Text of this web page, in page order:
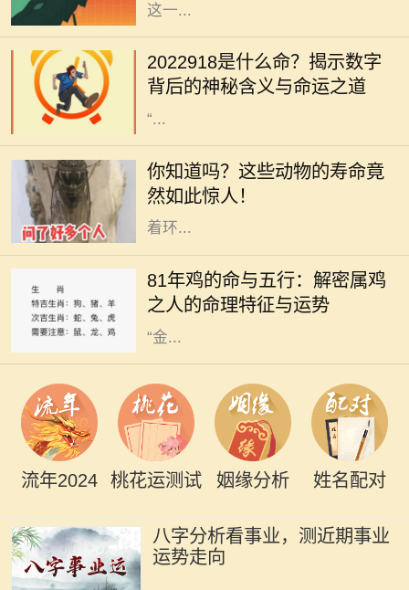
这一...
2022918是什么命？揭示数字
背后的神秘含义与命运之道
在中国传统文化中，数字与命运之间
有着千丝万缕的联系。尤其是某些特
定的数字，常常被赋予特殊的意义和
象征。今天，我们就来深入探讨一下
“...
你知道吗？这些动物的寿命竟
然如此惊人！
在自然界中，各种动物以不同的方式
生存着，而其中一些小生命却拥有令
人惊叹的长寿。在地球的丰富生态
中，每一种动物都以自己的方式适应
着环...
81年鸡的命与五行：解密属鸡
之人的命理特征与运势
在中国传统文化中，生肖和五行的组
合常常被用来解读一个人的命运与性
格特征。1981年出生的人属鸡，根据
五行的理论，出生于这一年的鸡是
“金...
流年2024 桃花运测试 姻缘分析 姓名配对
八字分析看事业，测近期事业
运势走向